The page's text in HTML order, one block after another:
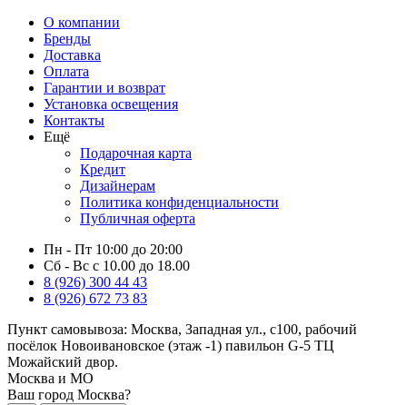
О компании
Бренды
Доставка
Оплата
Гарантии и возврат
Установка освещения
Контакты
Ещё
Подарочная карта
Кредит
Дизайнерам
Политика конфиденциальности
Публичная оферта
Пн - Пт 10:00 до 20:00
Сб - Вс с 10.00 до 18.00
8 (926) 300 44 43
8 (926) 672 73 83
Пункт самовывоза: Москва, Западная ул., с100, рабочий
посёлок Новоивановское (этаж -1) павильон G-5 ТЦ
Можайский двор.
Москва и МО
Ваш город Москва?